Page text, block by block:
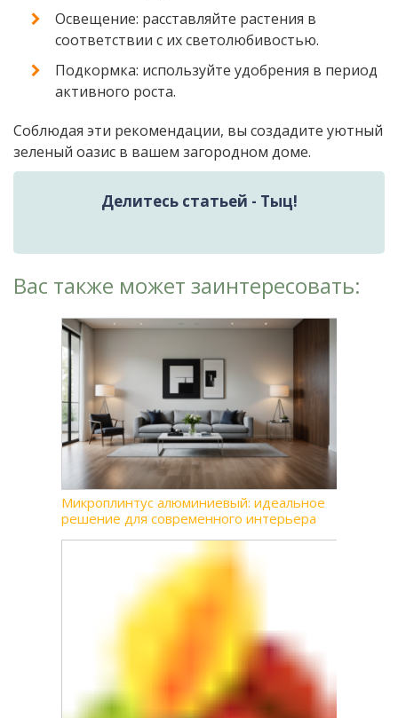
Освещение: расставляйте растения в
соответствии с их светолюбивостью.
Подкормка: используйте удобрения в период
активного роста.
Соблюдая эти рекомендации, вы создадите уютный
зеленый оазис в вашем загородном доме.
Делитесь статьей - Тыц!
Вас также может заинтересовать:
Микроплинтус алюминиевый: идеальное
решение для современного интерьера